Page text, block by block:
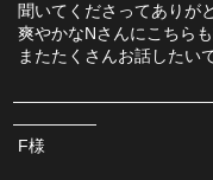
聞いてくださってありが
爽やかなNさんにこちら
またたくさんお話したい
―――――
F様